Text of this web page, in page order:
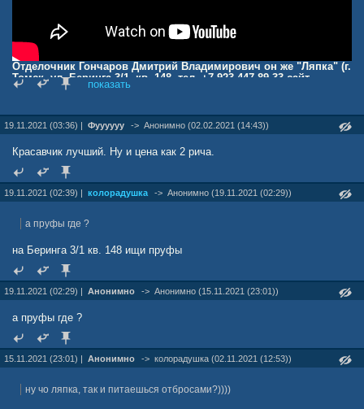
Отделочник Гончаров Дмитрий Владимирович он же "Ляпка" (г.
Томск, ул. Беринга 3/1, кв. 148, тел. +7 923 447 89 33 сайт
333569.ru ютуб-канал "Уютно жить") плут и мошенник. Будьте
Уже много раз писали.
На словах все гладко - договор. Этот человек не имеет никаких
активов чтобы отвечать по договору. У него нет собственности, вся
его собственность сразу же будет конфискована судебными
приставами. По сути он бомж. Личное имущество приобретается в
кредит на мать старушку, чтобы избежать конфискации. Гончаров
психически не уравновешен, видимо из-за пристрастия к
наркотикам. Пару лет назад разбил молотком человеку
Недавно опять испортил имущество людям, что зафиксировали
Работать с ним возможно только на свой страх и риск.
показать
19.11.2021 (03:36) | Фуууууу -> Анонимно (02.02.2021 (14:43))
Красавчик лучший. Ну и цена как 2 рича.
19.11.2021 (02:39) | колорадушка -> Анонимно (19.11.2021 (02:29))
а пруфы где ?
на Беринга 3/1 кв. 148 ищи пруфы
19.11.2021 (02:29) | Анонимно -> Анонимно (15.11.2021 (23:01))
а пруфы где ?
15.11.2021 (23:01) | Анонимно -> колорадушка (02.11.2021 (12:53))
ну чо ляпка, так и питаешься отбросами?))))